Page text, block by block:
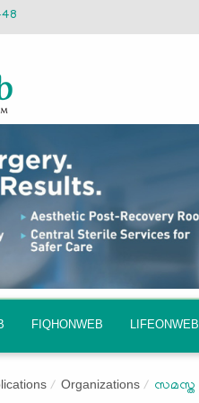
FIQHONWEB LIFEONWEB
Organizations സമസ്ത